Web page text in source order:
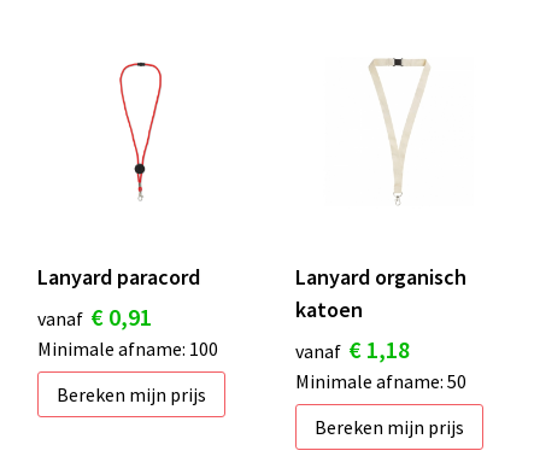
Lanyard paracord
vanaf € 0,91
Minimale afname: 100
Bereken mijn prijs
Lanyard organisch
katoen
vanaf € 1,18
Minimale afname: 50
Bereken mijn prijs